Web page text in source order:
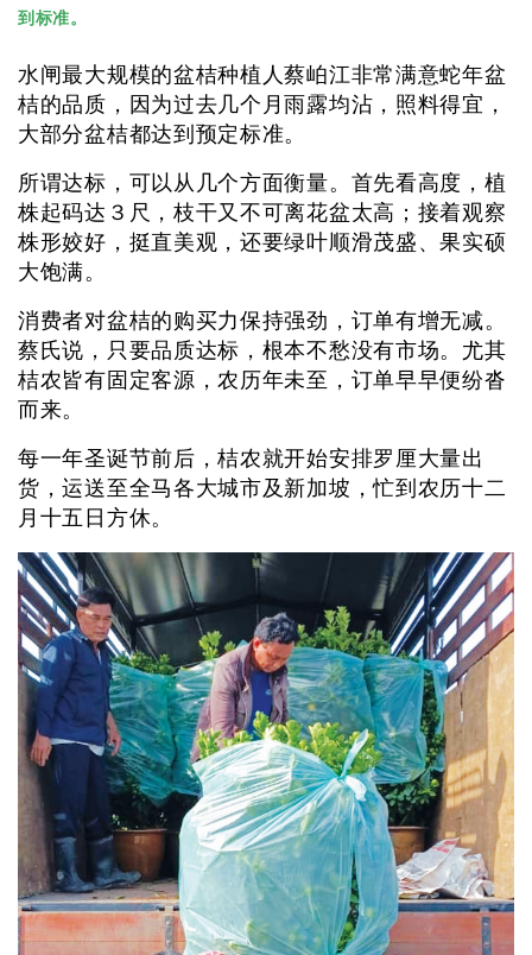
到标准。
水闸最大规模的盆桔种植人蔡岶江非常满意蛇年盆
桔的品质，因为过去几个月雨露均沾，照料得宜，
大部分盆桔都达到预定标准。
所谓达标，可以从几个方面衡量。首先看高度，植
株起码达３尺，枝干又不可离花盆太高；接着观察
株形姣好，挺直美观，还要绿叶顺滑茂盛、果实硕
大饱满。
消费者对盆桔的购买力保持强劲，订单有增无减。
蔡氏说，只要品质达标，根本不愁没有市场。尤其
桔农皆有固定客源，农历年未至，订单早早便纷沓
而来。
每一年圣诞节前后，桔农就开始安排罗厘大量出
货，运送至全马各大城市及新加坡，忙到农历十二
月十五日方休。